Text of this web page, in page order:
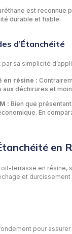
est reconnue
durable et fiable.
d’Étanchéité
sa simplicité
en résine :
déchirures et
: Bien que
En
en
terrasse en
et
pour